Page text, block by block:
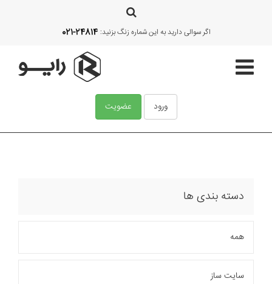
اگر سوالی دارید به این شماره زنگ بزنید: 021-24814
ورود عضویت
دسته بندی ها
همه
سایت ساز